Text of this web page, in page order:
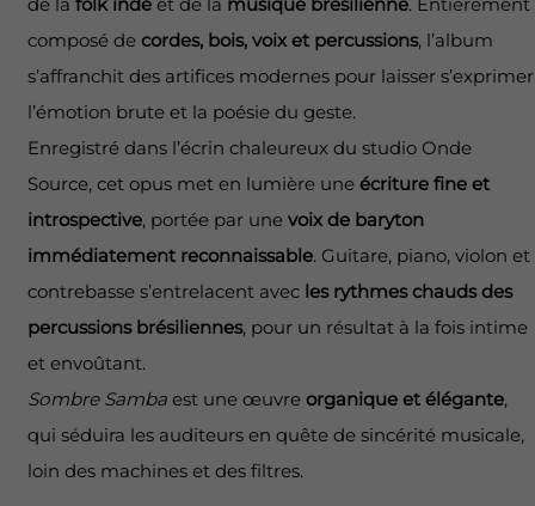
composé de cordes, bois, voix et percussions, l’album
s’affranchit des artifices modernes pour laisser s’exprimer
l’émotion brute et la poésie du geste.
Enregistré dans l’écrin chaleureux du studio Onde
Source, cet opus met en lumière une écriture fine et
introspective, portée par une voix de baryton
immédiatement reconnaissable. Guitare, piano, violon et
contrebasse s’entrelacent avec les rythmes chauds des
percussions brésiliennes, pour un résultat à la fois intime
et envoûtant.
Sombre Sambaest une œuvre organique et élégante,
qui séduira les auditeurs en quête de sincérité musicale,
loin des machines et des filtres.